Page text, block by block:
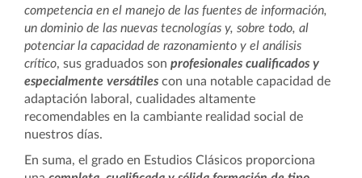
competencia en el manejo de las fuentes de información,
un dominio de las nuevas tecnologías y, sobre todo, al
potenciar la capacidad de razonamiento y el análisis
crítico, sus graduados son profesionales cualificados y
especialmente versátiles con una notable capacidad de
adaptación laboral, cualidades altamente
recomendables en la cambiante realidad social de
nuestros días.
En suma, el grado en Estudios Clásicos proporciona